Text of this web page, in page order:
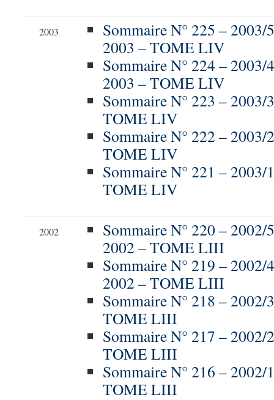
2003
Sommaire N° 225 –
2003 – TOME LIV
Sommaire N° 224 –
2003 – TOME LIV
Sommaire N° 223 –
TOME LIV
Sommaire N° 222 –
TOME LIV
Sommaire N° 221 –
TOME LIV
2002
Sommaire N° 220 –
2002 – TOME LIII
Sommaire N° 219 –
2002 – TOME LIII
Sommaire N° 218 –
TOME LIII
Sommaire N° 217 –
TOME LIII
Sommaire N° 216 –
TOME LIII